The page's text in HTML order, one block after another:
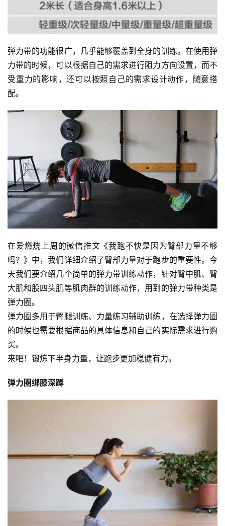
弹力带的功能很广，几乎能够覆盖到全身的训练。在使用弹
力带的时候，可以根据自己的需求进行阻力方向设置，而不
受重力的影响，还可以按照自己的需求设计动作，随意搭
配。
在爱燃烧上周的微信推文《我跑不快是因为臀部力量不够
吗？》中，我们详细介绍了臀部力量对于跑步的重要性。今
天我们要介绍几个简单的弹力带训练动作，针对臀中肌、臀
大肌和股四头肌等肌肉群的训练动作，用到的弹力带种类是
弹力圈。
弹力圈多用于臀腿训练、力量练习辅助训练，在选择弹力圈
的时候也需要根据商品的具体信息和自己的实际需求进行购
买。
来吧！锻炼下半身力量，让跑步更加稳健有力。
弹力圈绑膝深蹲